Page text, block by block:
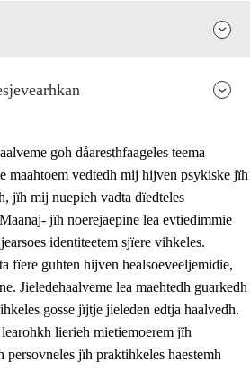
jïh skearkagimmien prinsihph
jïh evtiedimmie
goh dåaresthfaageles teema
maahtoem vedtedh mij hijven psykiske jïh
jïh mij nuepieh vadta dïedteles
jïh noerejaepine lea evtiedimmie
identiteetem sjïere vihkeles.
fïere guhten hijven healsoeveeljemidie,
Jieledehaalveme lea maehtedh guarkedh
gosse jïjtje jieleden edtja haalvedh.
lierieh mietiemoerem jïh
persovneles jïh praktihkeles haestemh